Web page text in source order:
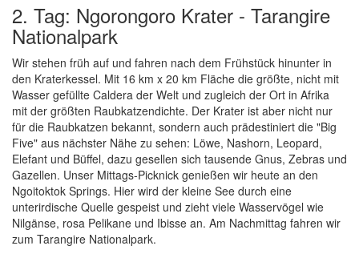
2. Tag: Ngorongoro Krater - Tarangire
Nationalpark
Wir stehen früh auf und fahren nach dem Frühstück hinunter in
den Kraterkessel. Mit 16 km x 20 km Fläche die größte, nicht mit
Wasser gefüllte Caldera der Welt und zugleich der Ort in Afrika
mit der größten Raubkatzendichte. Der Krater ist aber nicht nur
für die Raubkatzen bekannt, sondern auch prädestiniert die "Big
Five" aus nächster Nähe zu sehen: Löwe, Nashorn, Leopard,
Elefant und Büffel, dazu gesellen sich tausende Gnus, Zebras und
Gazellen. Unser Mittags-Picknick genießen wir heute an den
Ngoitoktok Springs. Hier wird der kleine See durch eine
unterirdische Quelle gespeist und zieht viele Wasservögel wie
Nilgänse, rosa Pelikane und Ibisse an. Am Nachmittag fahren wir
zum Tarangire Nationalpark.